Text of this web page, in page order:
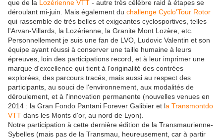
que de la Lozérienne VTT - autre très célèbre raid à étapes se
déroulant mi-juin. Mais également du challenge Cyclo'Tour Rotor
qui rassemble de très belles et exigeantes cyclosportives, telles
l'Arvan-Villards, la Lozérienne, la Granite Mont Lozère, etc.
Personnellement je suis une fan de LVO, Ludovic Valentin et son
équipe ayant réussi à conserver une taille humaine à leurs
épreuves, loin des participations record, et à leur imprimer une
marque d'excellence qui tient à l'originalité des contrées
explorées, des parcours tracés, mais aussi au respect des
participants, au souci de l'environnement, aux modalités de
déroulement, et à l'innovation permanente (nouvelles venues en
2014 : la Gran Fondo Pantani Forever Galibier et la Transmontdo
VTT dans les Monts d'or, au nord de Lyon).
Notre participation à cette dernière édition de la Transmaurienne-
Sybelles (mais pas de la Transmau, heureusement, car à partir